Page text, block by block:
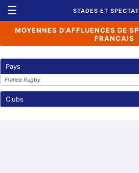
☰ STADES ET
MOYENNES D'AFFLUENCES DE
FRANCAIS
Pays
France Rugby
Clubs